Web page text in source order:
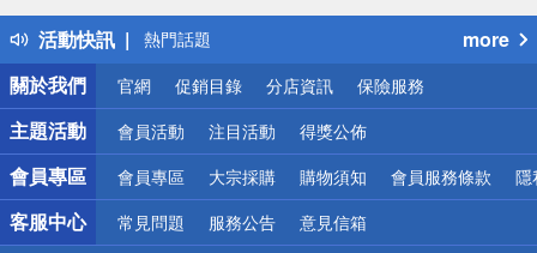
活動快訊
得獎公告
熱門話題
銀行優惠
偏遠地區配送
詐騙網頁！請小心！
more
關於我們
官網 促銷目錄 分店資訊 保險服務
主題活動 會員活動 注目活動 得獎公佈
會員專區 會員專區 大宗採購 購物須知 會員服務條款 隱
客服中心 常見問題 服務公告 意見信箱